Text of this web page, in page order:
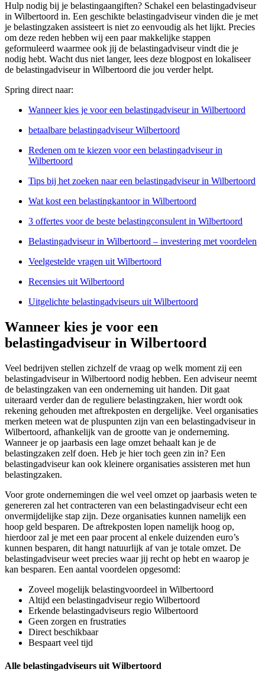
Hulp nodig bij je belastingaangiften? Schakel een belastingadviseur
in Wilbertoord in. Een geschikte belastingadviseur vinden die je met
je belastingzaken assisteert is niet zo eenvoudig als het lijkt. Precies
om deze reden hebben wij een paar makkelijke stappen
geformuleerd waarmee ook jij de belastingadviseur vindt die je
nodig hebt. Wacht dus niet langer, lees deze blogpost en lokaliseer
de belastingadviseur in Wilbertoord die jou verder helpt.
Spring direct naar:
Wanneer kies je voor een belastingadviseur in Wilbertoord
betaalbare belastingadviseur Wilbertoord
Redenen om te kiezen voor een belastingadviseur in
Wilbertoord
Tips bij het zoeken naar een belastingadviseur in Wilbertoord
Wat kost een belastingkantoor in Wilbertoord
3 offertes voor de beste belastingconsulent in Wilbertoord
Belastingadviseur in Wilbertoord – investering met voordelen
Veelgestelde vragen uit Wilbertoord
Recensies uit Wilbertoord
Uitgelichte belastingadviseurs uit Wilbertoord
Wanneer kies je voor een
belastingadviseur in Wilbertoord
Veel bedrijven stellen zichzelf de vraag op welk moment zij een
belastingadviseur in Wilbertoord nodig hebben. Een adviseur neemt
de belastingzaken van een onderneming uit handen. Dit gaat
uiteraard verder dan de reguliere belastingzaken, hier wordt ook
rekening gehouden met aftrekposten en dergelijke. Veel organisaties
merken meteen wat de pluspunten zijn van een belastingadviseur in
Wilbertoord, afhankelijk van de grootte van je onderneming.
Wanneer je op jaarbasis een lage omzet behaalt kan je de
belastingzaken zelf doen. Heb je hier toch geen zin in? Een
belastingadviseur kan ook kleinere organisaties assisteren met hun
belastingzaken.
Voor grote ondernemingen die wel veel omzet op jaarbasis weten te
genereren zal het contracteren van een belastingadviseur echt een
onvermijdelijke stap zijn. Deze organisaties kunnen namelijk een
hoop geld besparen. De aftrekposten lopen namelijk hoog op,
hierdoor zal je met een paar procent al enkele duizenden euro’s
kunnen besparen, dit hangt natuurlijk af van je totale omzet. De
belastingadviseur weet precies waar jij recht op hebt en waarop je
kan besparen. Een aantal voordelen opgesomd:
Zoveel mogelijk belastingvoordeel in Wilbertoord
Altijd een belastingadviseur regio Wilbertoord
Erkende belastingadviseurs regio Wilbertoord
Geen zorgen en frustraties
Direct beschikbaar
Bespaart veel tijd
Alle belastingadviseurs uit Wilbertoord